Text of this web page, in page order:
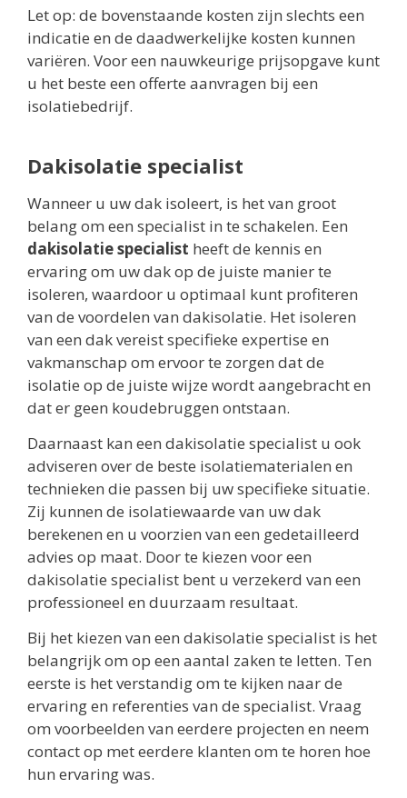
Let op: de bovenstaande kosten zijn slechts een
indicatie en de daadwerkelijke kosten kunnen
variëren. Voor een nauwkeurige prijsopgave kunt
u het beste een offerte aanvragen bij een
isolatiebedrijf.
Dakisolatie specialist
Wanneer u uw dak isoleert, is het van groot
belang om een specialist in te schakelen. Een
dakisolatie specialist heeft de kennis en
ervaring om uw dak op de juiste manier te
isoleren, waardoor u optimaal kunt profiteren
van de voordelen van dakisolatie. Het isoleren
van een dak vereist specifieke expertise en
vakmanschap om ervoor te zorgen dat de
isolatie op de juiste wijze wordt aangebracht en
dat er geen koudebruggen ontstaan.
Daarnaast kan een dakisolatie specialist u ook
adviseren over de beste isolatiematerialen en
technieken die passen bij uw specifieke situatie.
Zij kunnen de isolatiewaarde van uw dak
berekenen en u voorzien van een gedetailleerd
advies op maat. Door te kiezen voor een
dakisolatie specialist bent u verzekerd van een
professioneel en duurzaam resultaat.
Bij het kiezen van een dakisolatie specialist is het
belangrijk om op een aantal zaken te letten. Ten
eerste is het verstandig om te kijken naar de
ervaring en referenties van de specialist. Vraag
om voorbeelden van eerdere projecten en neem
contact op met eerdere klanten om te horen hoe
hun ervaring was.